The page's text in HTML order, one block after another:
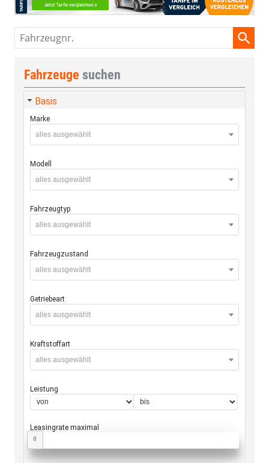
Fahrzeugnr.
Fahrzeuge suchen
Basis
Marke
alles ausgewählt
Modell
alles ausgewählt
Fahrzeugtyp
alles ausgewählt
Fahrzeugzustand
alles ausgewählt
Getriebeart
alles ausgewählt
Kraftstoffart
alles ausgewählt
Leistung
Leasingrate maximal
0